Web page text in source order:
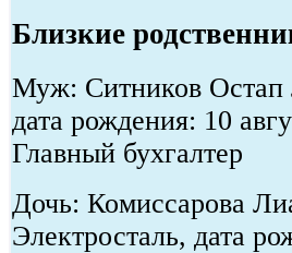
Близкие
Муж: Ситников Остап
дата рождения: 10
Главный бухгалтер
Дочь: Комиссарова
Электросталь, дата